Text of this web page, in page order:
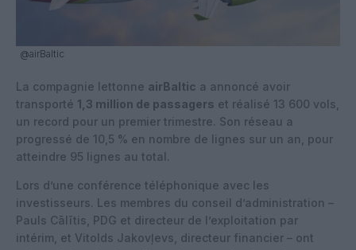
@airBaltic
La compagnie lettonne airBaltic a annoncé avoir
transporté 1,3 million de passagers et réalisé 13 600 vols,
un record pour un premier trimestre. Son réseau a
progressé de 10,5 % en nombre de lignes sur un an, pour
atteindre 95 lignes au total.
Lors d’une conférence téléphonique avec les
investisseurs. Les membres du conseil d’administration –
Pauls Cālītis, PDG et directeur de l’exploitation par
intérim, et Vitolds Jakovļevs, directeur financier – ont